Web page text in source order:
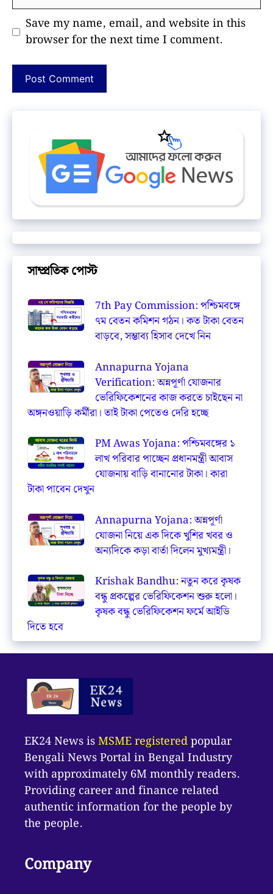
Save my name, email, and website in this
browser for the next time I comment.
সাম্প্রতিক পোস্ট
7th Pay Commission: পশ্চিমবঙ্গে
৭ম বেতন কমিশন গঠন। কত টাকা বেতন
বাড়বে, সম্ভাব্য হিসাব দেখে নিন
Annapurna Yojana
Verification: অন্নপূর্ণা যোজনার
ভেরিফিকেশনের কাজ করতে চাইছেন না
অঙ্গনওয়াড়ি কর্মীরা। তাই টাকা পেতেও দেরি হচ্ছে
PM Awas Yojana: পশ্চিমবঙ্গের ১
লাখ পরিবার পাচ্ছেন প্রধানমন্ত্রী আবাস
যোজনায় বাড়ি বানানোর টাকা। কারা
টাকা পাবেন দেখুন
Annapurna Yojana: অন্নপূর্ণা
যোজনা নিয়ে এক দিকে খুশির খবর ও
অন্যদিকে কড়া বার্তা দিলেন মুখ্যমন্ত্রী।
Krishak Bandhu: নতুন করে কৃষক
বন্ধু প্রকল্পের ভেরিফিকেশন শুরু হলো।
কৃষক বন্ধু ভেরিফিকেশন ফর্মে আইডি
দিতে হবে
EK24 News isMSME registeredpopular
Bengali News Portal in Bengal Industry
with approximately 6M monthly readers.
Providing career and finance related
authentic information for the people by
the people.
Company